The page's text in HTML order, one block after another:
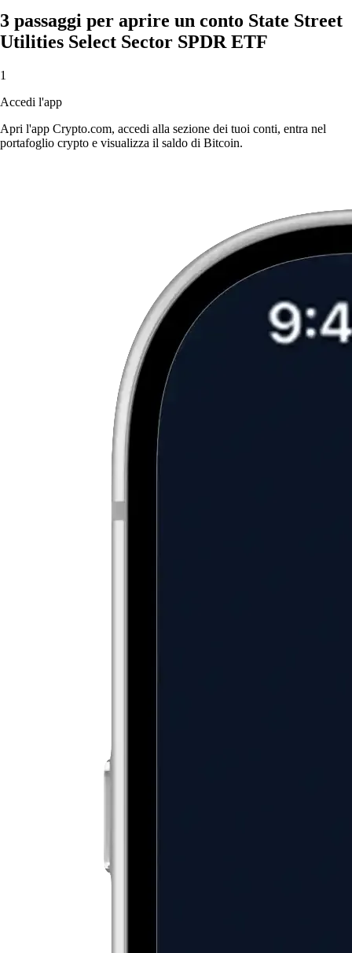
3 passaggi per aprire un conto State Street
Utilities Select Sector SPDR ETF
1
Accedi l'app
Apri l'app Crypto.com, accedi alla sezione dei tuoi conti, entra nel
portafoglio crypto e visualizza il saldo di Bitcoin.